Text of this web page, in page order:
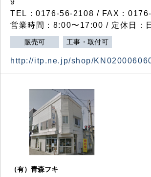
9
TEL：0176-56-2108 / FAX：
営業時間：8:00〜17:00 / 定休日：
販売可 工事・取付可
http://itp.ne.jp/shop/
（有）青森フキ